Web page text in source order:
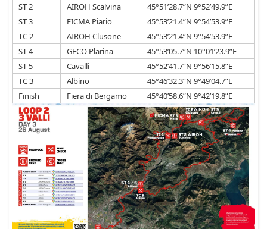
ST 2
AIROH Scalvina
45°51’28.7”N 9°52’49.9”E
ST 3
EICMA Piario
45°53’21.4”N 9°54’53.9”E
TC 2
AIROH Clusone
45°53’21.4”N 9°54’53.9”E
ST 4
GECO Plarina
45°53’05.7”N 10°01’23.9”E
ST 5
Cavalli
45°52’41.7”N 9°56’15.8”E
TC 3
Albino
45°46’32.3”N 9°49’04.7”E
Finish
Fiera di Bergamo 45°40’58.6”N 9°42’19.8”E